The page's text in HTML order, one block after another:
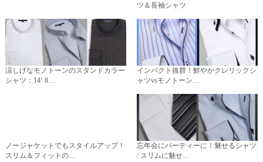
ツ＆長袖シャツ
涼しげなモノトーンのスタンドカラー
シャツ：14’ 8…
インパクト抜群！鮮やかクレリックシ
ャツvsモノトーン…
ノージャケットでもスタイルアップ！
スリム＆フィットの…
忘年会にパーティーに！魅せるシャツ
/ スリムに魅せ…